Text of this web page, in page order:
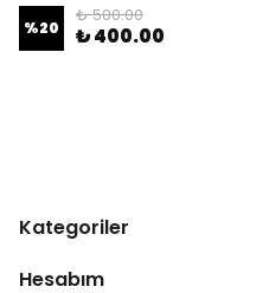
%20
₺ 500.00
₺ 400.00
Kategoriler
Hesabım